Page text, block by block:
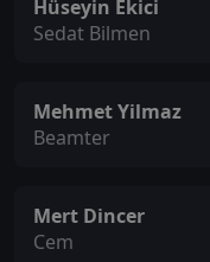
Hüseyin Ekici
Sedat Bilmen
Mehmet Yilmaz
Beamter
Mert Dincer
Cem